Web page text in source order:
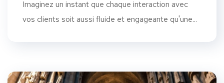
Imaginez un instant que chaque interaction avec
vos clients soit aussi fluide et engageante qu'une...